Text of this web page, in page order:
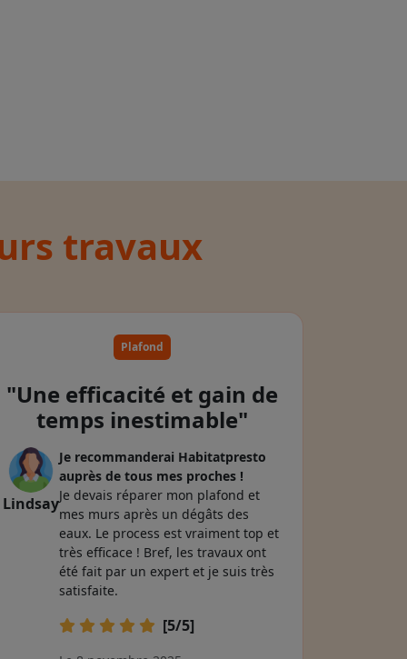
travaux
Plafond
"Une efficacité et gain de
temps inestimable"
Lindsay
Je recommanderai Habitatpresto
auprès de tous mes proches !
Je devais réparer mon plafond et
mes murs après un dégâts des
eaux. Le process est vraiment top et
très efficace ! Bref, les travaux ont
été fait par un expert et je suis très
satisfaite.
[5/5]